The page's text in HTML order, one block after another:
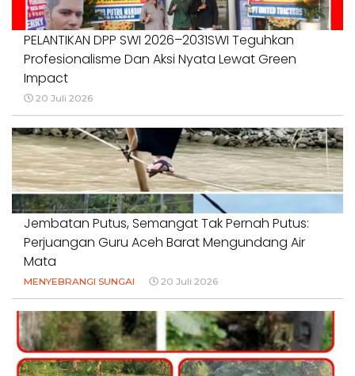
PELANTIKAN DPP SWI 2026–2031SWI Teguhkan
Profesionalisme Dan Aksi Nyata Lewat Green
Impact
20 Juli 2026
Jembatan Putus, Semangat Tak Pernah Putus:
Perjuangan Guru Aceh Barat Mengundang Air
Mata
MENYEBRANGI SUNGAI 20 Juli 2026